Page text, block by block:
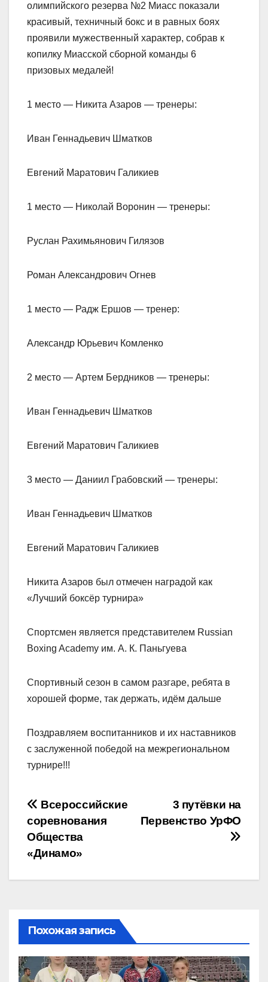
олимпийского резерва №2 Миасс показали
красивый, техничный бокс и в равных боях
проявили мужественный характер, собрав к
копилку Миасской сборной команды 6
призовых медалей!
1 место — Никита Азаров — тренеры:
Иван Геннадьевич Шматков
Евгений Маратович Галикиев
1 место — Николай Воронин — тренеры:
Руслан Рахимьянович Гилязов
Роман Александрович Огнев
1 место — Радж Ершов — тренер:
Александр Юрьевич Комленко
2 место — Артем Бердников — тренеры:
Иван Геннадьевич Шматков
Евгений Маратович Галикиев
3 место — Даниил Грабовский — тренеры:
Иван Геннадьевич Шматков
Евгений Маратович Галикиев
Никита Азаров был отмечен наградой как
«Лучший боксёр турнира»
Спортсмен является представителем Russian
Boxing Academy им. А. К. Паньгуева
Спортивный сезон в самом разгаре, ребята в
хорошей форме, так держать, идём дальше
Поздравляем воспитанников и их наставников
с заслуженной победой на межрегиональном
турнире!!!
Навигация
по
записям
3 путёвки на
Первенство УрФО
Всероссийские
соревнования
Общества
«Динамо»
Похожая запись